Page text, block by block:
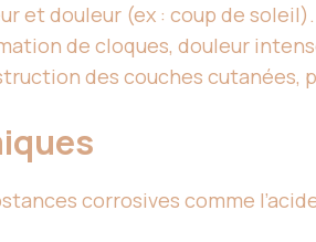
et douleur (ex : coup de soleil).
de cloques, douleur
des couches cutanées,
corrosives comme